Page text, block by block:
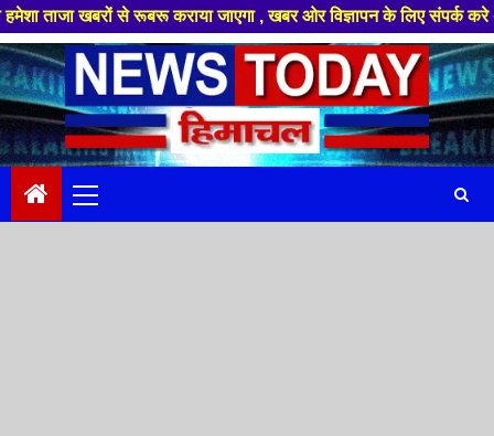
से रूबरू कराया जाएगा , खबर ओर विज्ञापन के लिए संपर्क करे +91
Skip
to
content
Menu